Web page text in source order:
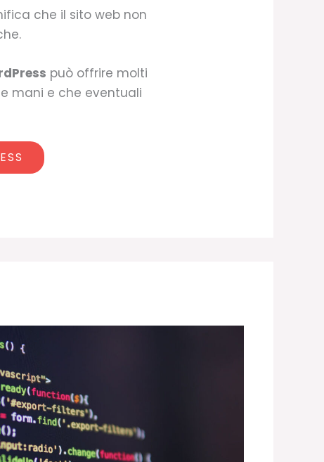
che il sito web non
può offrire molti
mani e che eventuali